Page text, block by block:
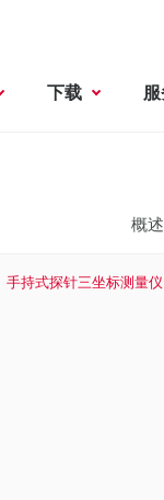
下载
概述
手持式探针三坐标测量仪